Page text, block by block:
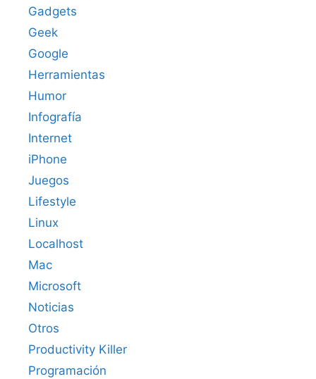
Gadgets
Geek
Google
Herramientas
Humor
Infografía
Internet
iPhone
Juegos
Lifestyle
Linux
Localhost
Mac
Microsoft
Noticias
Otros
Productivity Killer
Programación